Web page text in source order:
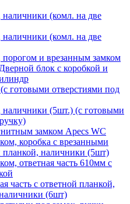
наличники (комл. на две
наличники (комл. на две
порогом и врезанным замком
блок с коробкой и
готовыми отверстиями под
наличники (5шт.) (с готовыми
замком Apecs WC
коробка с врезанными
планкой, наличники (5шт)
ответная часть 610мм с
часть с ответной планкой,
(6шт)